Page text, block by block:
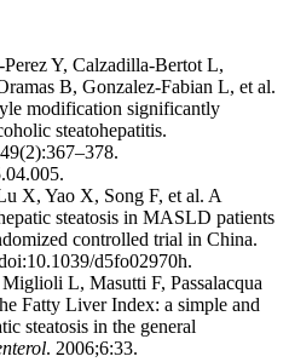
Y, Calzadilla-Bertot L,
B, Gonzalez-Fabian L, et al.
modification significantly
steatohepatitis.
X, Yao X, Song F, et al. A
steatosis in MASLD patients
controlled trial in China.
d5fo02970h.
L, Masutti F, Passalacqua
Fatty Liver Index: a simple and
steatosis in the general
. 2006;6:33.